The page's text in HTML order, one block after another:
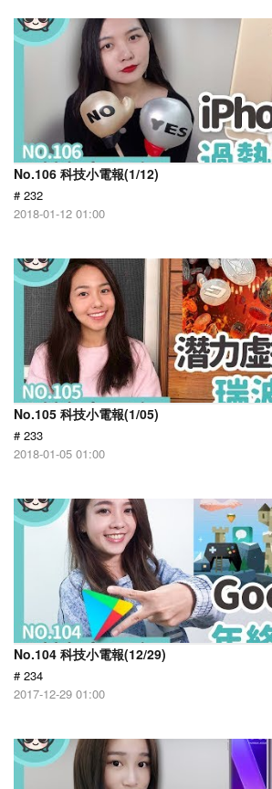
No.106 科技小電報(1/12)
# 232
2018-01-12 01:00
No.105 科技小電報(1/05)
# 233
2018-01-05 01:00
No.104 科技小電報(12/29)
# 234
2017-12-29 01:00